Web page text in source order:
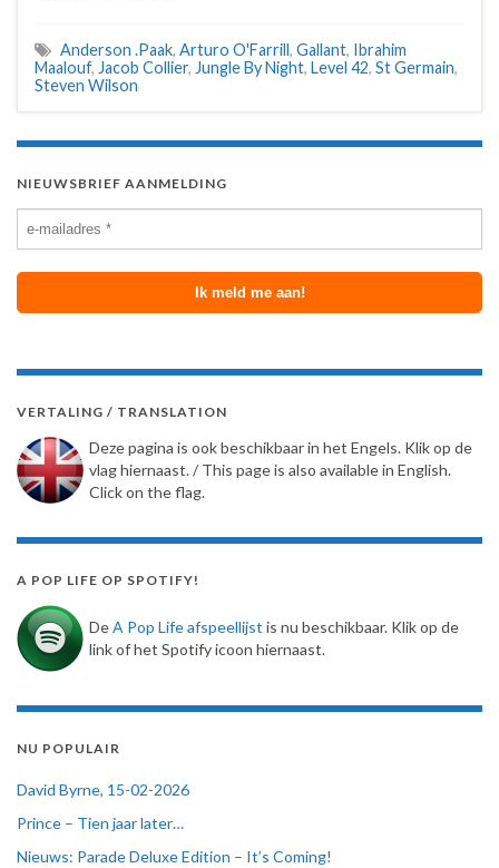
Anderson .Paak, Arturo O'Farrill, Gallant, Ibrahim
Maalouf, Jacob Collier, Jungle By Night, Level 42, St Germain,
Steven Wilson
NIEUWSBRIEF AANMELDING
VERTALING / TRANSLATION
Deze pagina is ook beschikbaar in het Engels. Klik op de
vlag hiernaast. / This page is also available in English.
Click on the flag.
A POP LIFE OP SPOTIFY!
DeA Pop Life afspeellijst is nu beschikbaar. Klik op de
link of het Spotify icoon hiernaast.
NU POPULAIR
David Byrne, 15-02-2026
Prince – Tien jaar later…
Nieuws: Parade Deluxe Edition – It’s Coming!